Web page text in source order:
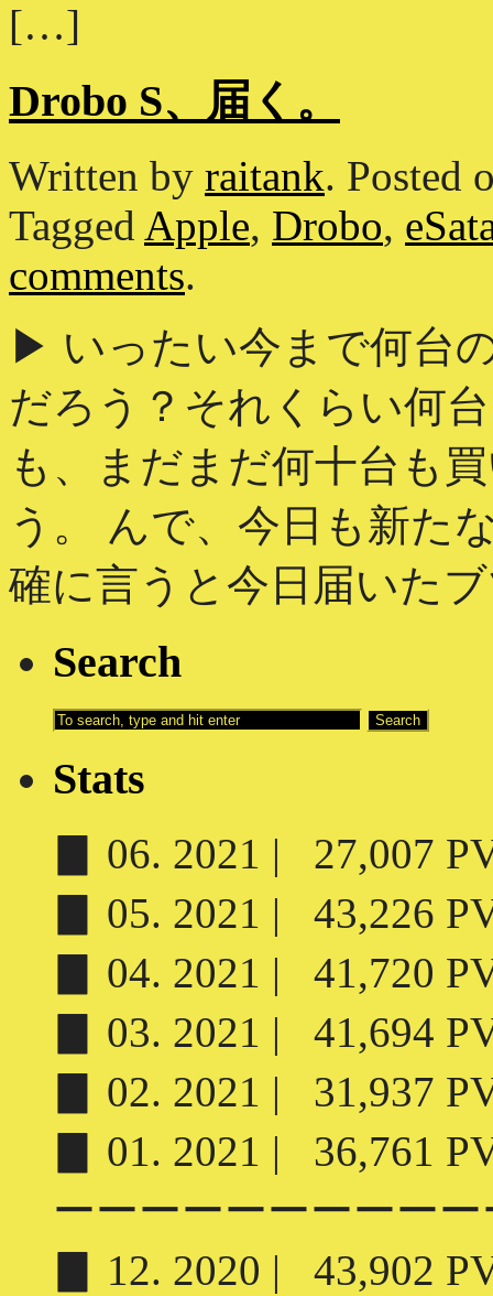
[…]
Drobo S、届く。
Written by raitank. Posted
Tagged Apple, Drobo,
comments.
▶ いったい今まで何台
だろう？それくらい何
も、まだまだ何十台も
う。 んで、今日も新た
確に言うと今日届いた
Search
Stats
▊ 06. 2021 | 27,007
▊ 05. 2021 | 43,226
▊ 04. 2021 | 41,720
▊ 03. 2021 | 41,694
▊ 02. 2021 | 31,937
▊ 01. 2021 | 36,761
ーーーーーーーーー
▊ 12. 2020 | 43,902